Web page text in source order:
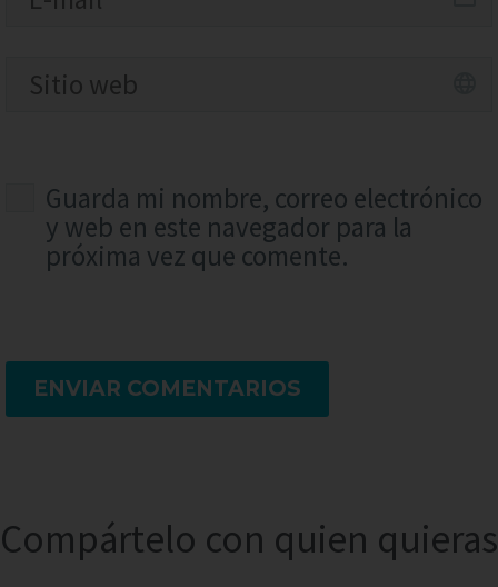
Guarda mi nombre, correo electrónico
y web en este navegador para la
próxima vez que comente.
ENVIAR COMENTARIOS
Compártelo con quien quieras